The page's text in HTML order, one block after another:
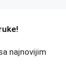
najnovijim